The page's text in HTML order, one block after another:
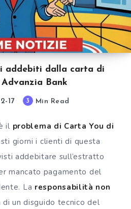
addebiti dalla carta di
Bank
17 3 Min Read
il problema di Carta You di
giorni i clienti di questa
addebitare sull’estratto
mancato pagamento del
La responsabilità non
di un disguido tecnico del